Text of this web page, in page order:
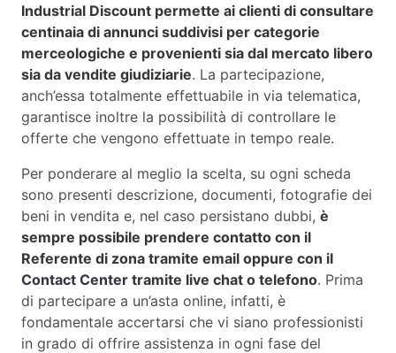
Industrial Discount permette ai clienti di consultare
centinaia di annunci suddivisi per categorie
merceologiche e provenienti sia dal mercato libero
sia da vendite giudiziarie. La partecipazione,
anch’essa totalmente effettuabile in via telematica,
garantisce inoltre la possibilità di controllare le
offerte che vengono effettuate in tempo reale.
Per ponderare al meglio la scelta, su ogni scheda
sono presenti descrizione, documenti, fotografie dei
beni in vendita e, nel caso persistano dubbi, è
sempre possibile prendere contatto con il
Referente di zona tramite email oppure con il
Contact Center tramite live chat o telefono. Prima
di partecipare a un’asta online, infatti, è
fondamentale accertarsi che vi siano professionisti
in grado di offrire assistenza in ogni fase del